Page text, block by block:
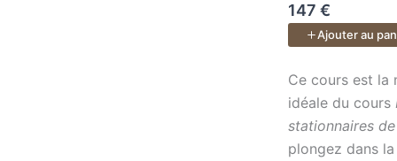
déconnectée, la
précis et
machine.
99 vidéos de
147 €
Ajouter au
Ce cours est la
Ce cours est la
idéale du cours
stationnaires
plongez dans la